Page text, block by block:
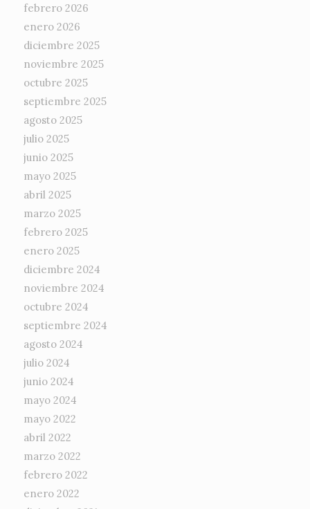
febrero 2026
enero 2026
diciembre 2025
noviembre 2025
octubre 2025
septiembre 2025
agosto 2025
julio 2025
junio 2025
mayo 2025
abril 2025
marzo 2025
febrero 2025
enero 2025
diciembre 2024
noviembre 2024
octubre 2024
septiembre 2024
agosto 2024
julio 2024
junio 2024
mayo 2024
mayo 2022
abril 2022
marzo 2022
febrero 2022
enero 2022